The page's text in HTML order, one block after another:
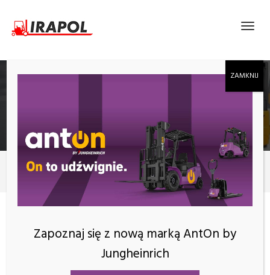
2023
Rok:2023
Zapoznaj się z nową marką AntOn by
Jungheinrich